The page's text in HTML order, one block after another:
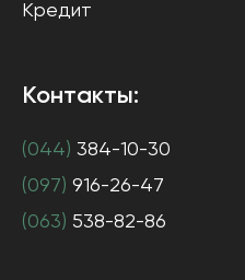
Кредит
Контакты:
(044) 384-10-30
(097) 916-26-47
(063) 538-82-86